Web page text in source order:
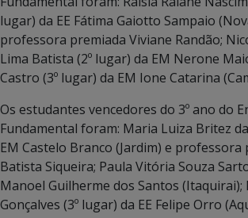
lugar) da EE Fátima Gaiotto Sampaio
professora premiada Viviane Randão;
Lima Batista (2º lugar) da EM Nerone
Castro (3º lugar) da EM Ione Catarina
Os estudantes vencedores do 3º ano do
Fundamental foram: Maria Luiza Britez
EM Castelo Branco (Jardim) e professora
Batista Siqueira; Paula Vitória Souza
Manoel Guilherme dos Santos (Itaquirai);
Gonçalves (3º lugar) da EE Felipe Orro